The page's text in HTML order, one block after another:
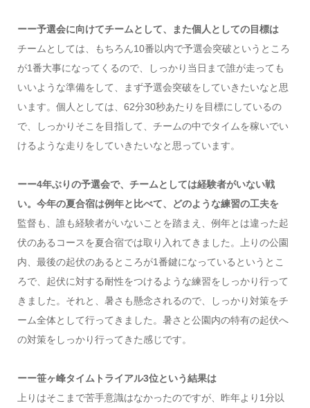
ーー予選会に向けてチームとして、また個人としての目標は
チームとしては、もちろん10番以内で予選会突破というところ
が1番大事になってくるので、しっかり当日まで誰が走っても
いいような準備をして、まず予選会突破をしていきたいなと思
います。個人としては、62分30秒あたりを目標にしているの
で、しっかりそこを目指して、チームの中でタイムを稼いでい
けるような走りをしていきたいなと思っています。
ーー4年ぶりの予選会で、チームとしては経験者がいない戦
い。今年の夏合宿は例年と比べて、どのような練習の工夫を
監督も、誰も経験者がいないことを踏まえ、例年とは違った起
伏のあるコースを夏合宿では取り入れてきました。上りの公園
内、最後の起伏のあるところが1番鍵になっているというとこ
ろで、起伏に対する耐性をつけるような練習をしっかり行って
きました。それと、暑さも懸念されるので、しっかり対策をチ
ーム全体として行ってきました。暑さと公園内の特有の起伏へ
の対策をしっかり行ってきた感じです。
ーー笹ヶ峰タイムトライアル3位という結果は
上りはそこまで苦手意識はなかったのですが、昨年より1分以